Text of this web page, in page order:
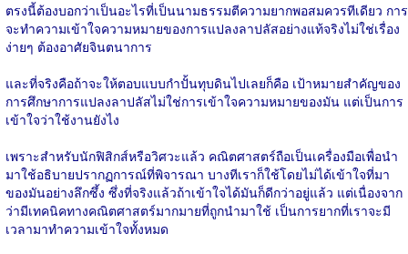
ตรงนี้ต้องบอกว่าเป็นอะไรที่เป็นนามธรรมตีความยากพอสมควรทีเดียว การ
จะทำความเข้าใจความหมายของการแปลงลาปลัสอย่างแท้จริงไม่ใช่เรื่อง
ง่ายๆ ต้องอาศัยจินตนาการ
และที่จริงคือถ้าจะให้ตอบแบบกำปั้นทุบดินไปเลยก็คือ เป้าหมายสำคัญของ
การศึกษาการแปลงลาปลัสไม่ใช่การเข้าใจความหมายของมัน แต่เป็นการ
เข้าใจว่าใช้งานยังไง
เพราะสำหรับนักฟิสิกส์หรือวิศวะแล้ว คณิตศาสตร์ถือเป็นเครื่องมือเพื่อนำ
มาใช้อธิบายปรากฏการณ์ที่พิจารณา บางทีเราก็ใช้โดยไม่ได้เข้าใจที่มา
ของมันอย่างลึกซึ้ง ซึ่งที่จริงแล้วถ้าเข้าใจได้มันก็ดีกว่าอยู่แล้ว แต่เนื่องจาก
ว่ามีเทคนิคทางคณิตศาสตร์มากมายที่ถูกนำมาใช้ เป็นการยากที่เราจะมี
เวลามาทำความเข้าใจทั้งหมด